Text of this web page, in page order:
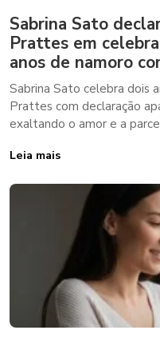
Sabrina Sato
Prattes em
anos de namoro
Sabrina Sato celebra dois
Prattes com declaração
exaltando o amor e a
Leia mais